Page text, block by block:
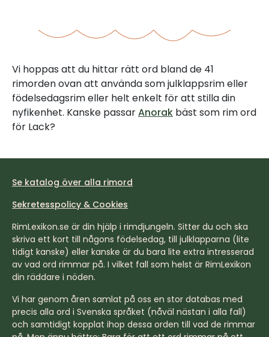
Vi hoppas att du hittar rätt ord bland de 41
rimorden ovan att använda som julklappsrim eller
födelsedagsrim eller helt enkelt för att stilla din
nyfikenhet. Kanske passarAnorak bäst som rim ord
för Lack?
Se katalog över alla rimord
Sekretesspolicy & Cookies
RimLexikon.se är din hjälp i rimdjungeln. Sitter du och ska
skriva ett kort till någons födelsedag, till julklapparna (lite
tidigt kanske) eller kanske är du bara lite extra intresserad
av vad ord rimmar på. I vilket fall som helst är RimLexikon
din räddare i nöden.
Vi har genom åren samlat på oss en stor databas med
precis alla ord i Svenska språket (nåväl nästan i alla fall)
och samtidigt kopplat ihop dessa orden till vad de rimmar